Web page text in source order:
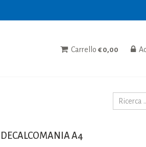
Carrello € 0,00
DECALCOMANIA A4